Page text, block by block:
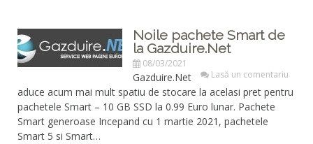
Noile pachete Smart de
la Gazduire.Net
08/03/2021
Lasă un comentariu
Gazduire.Net
aduce acum mai mult spatiu de stocare la acelasi pret pentru
pachetele Smart – 10 GB SSD la 0.99 Euro lunar. Pachete
Smart generoase Incepand cu 1 martie 2021, pachetele
Smart 5 si Smart…